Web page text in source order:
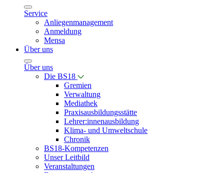
Service
Anliegenmanagement
Anmeldung
Mensa
Über uns
Über uns
Die BS18
Gremien
Verwaltung
Mediathek
Praxisausbildungsstätte
Lehrer:innenausbildung
Klima- und Umweltschule
Chronik
BS18-Kompetenzen
Unser Leitbild
Veranstaltungen